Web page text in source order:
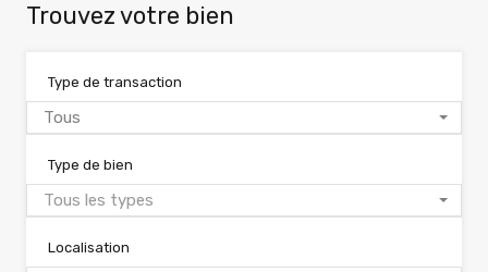
Trouvez votre bien
Type de transaction
Tous
Type de bien
Tous les types
Localisation